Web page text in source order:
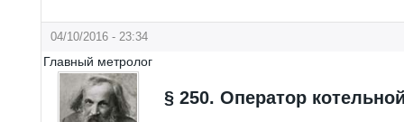
04/10/2016 - 23:34
Главный метролог
§ 250. Оператор